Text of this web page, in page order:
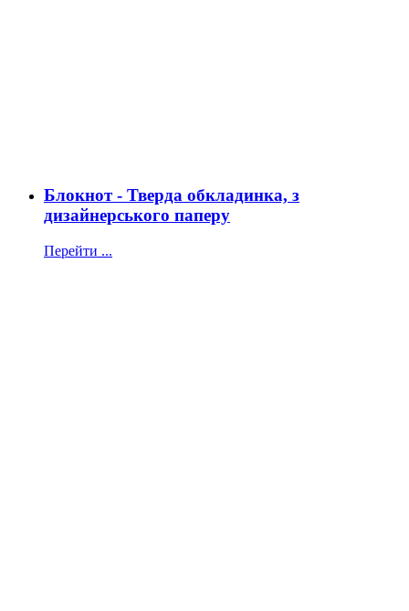
Блокнот - Тверда обкладинка, з
дизайнерського паперу
Перейти ...